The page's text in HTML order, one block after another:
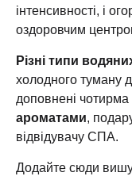
інтенсивності, і
оздоровчим
Різні типи
холодного туману
доповнені чотирма
ароматами,
відвідувачу СПА.
Додайте сюди